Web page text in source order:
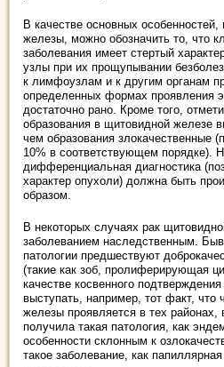
В качестве основных
железы, можно обозначить то, что
заболевания имеет стертый
узлы при их прощупывании
к лимфоузлам и к другим органам
определенных формах проявления
достаточно рано. Кроме того,
образования в щитовидной железе
чем образования злокачественные
10% в соответствующем порядке).
дифференциальная диагностика
характер опухоли) должна быть
образом.
В некоторых случаях рак
заболеванием наследственным.
патологии предшествуют
(такие как зоб, пролиферирующая
качестве косвенного
выступать, например, тот факт,
железы проявляется в тех районах,
получила такая патология, как
особенности склонным к
такое заболевание, как